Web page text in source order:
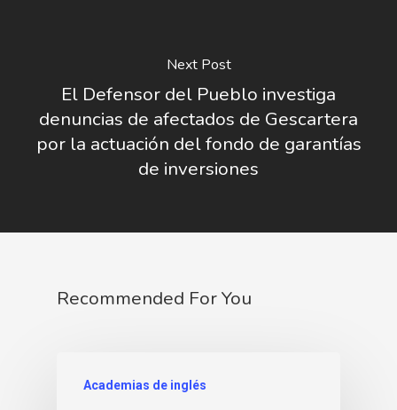
Next Post
El Defensor del Pueblo investiga
denuncias de afectados de Gescartera
por la actuación del fondo de garantías
de inversiones
Recommended For You
Academias de inglés